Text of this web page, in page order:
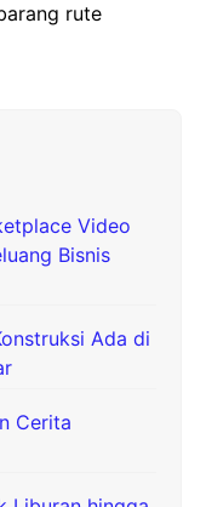
rute
Video
Bisnis
Ada di
Cerita